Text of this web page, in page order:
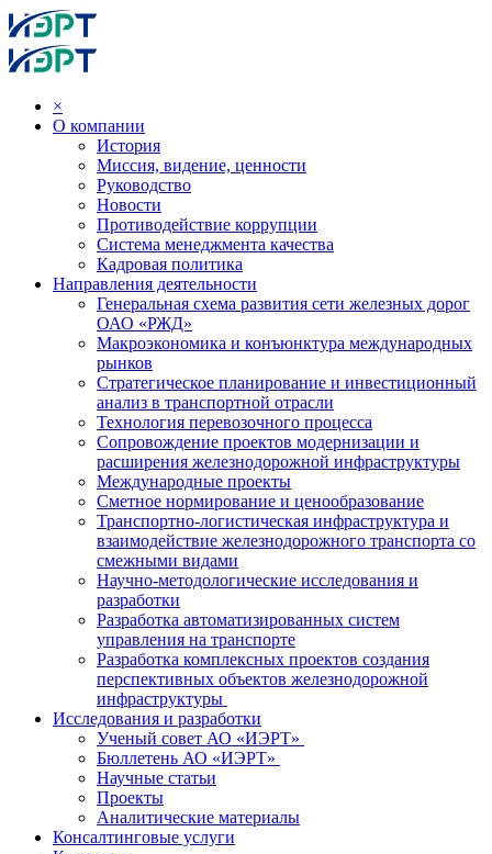
×
О компании
История
Миссия, видение, ценности
Руководство
Новости
Противодействие коррупции
Система менеджмента качества
Кадровая политика
Направления деятельности
Генеральная схема развития сети железных дорог
ОАО «РЖД»
Макроэкономика и конъюнктура международных
рынков
Стратегическое планирование и инвестиционный
анализ в транспортной отрасли
Технология перевозочного процесса
Сопровождение проектов модернизации и
расширения железнодорожной инфраструктуры
Международные проекты
Сметное нормирование и ценообразование
Транспортно-логистическая инфраструктура и
взаимодействие железнодорожного транспорта со
смежными видами
Научно-методологические исследования и
разработки
Разработка автоматизированных систем
управления на транспорте
Разработка комплексных проектов создания
перспективных объектов железнодорожной
инфраструктуры
Исследования и разработки
Ученый совет АО «ИЭРТ»
Бюллетень АО «ИЭРТ»
Научные статьи
Проекты
Аналитические материалы
Консалтинговые услуги